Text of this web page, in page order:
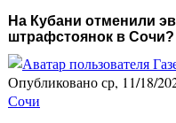
На Кубани отменили
штрафстоянок в Сочи?
Опубликовано ср, 11/18/
Сочи